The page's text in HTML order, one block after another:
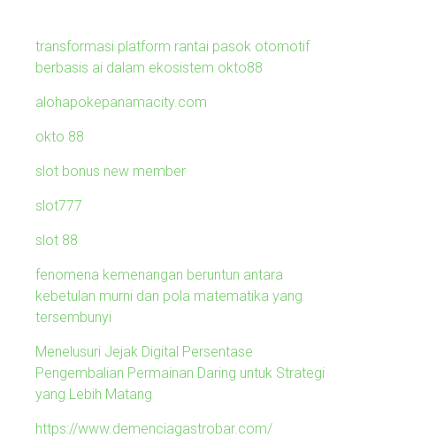
transformasi platform rantai pasok otomotif
berbasis ai dalam ekosistem okto88
alohapokepanamacity.com
okto 88
slot bonus new member
slot777
slot 88
fenomena kemenangan beruntun antara
kebetulan murni dan pola matematika yang
tersembunyi
Menelusuri Jejak Digital Persentase
Pengembalian Permainan Daring untuk Strategi
yang Lebih Matang
https://www.demenciagastrobar.com/